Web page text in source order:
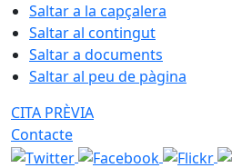
Saltar a la capçalera
Saltar al contingut
Saltar a documents
Saltar al peu de pàgina
CITA PRÈVIA
Contacte